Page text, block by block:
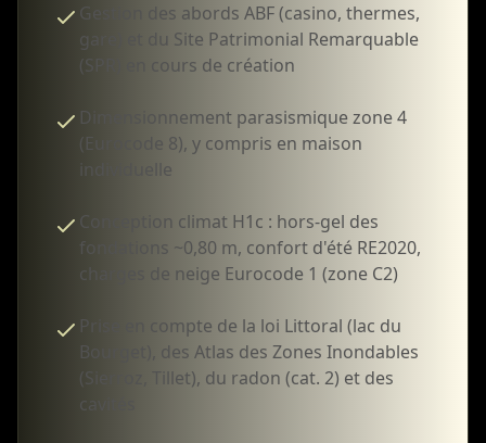
Gestion des abords ABF (casino, thermes,
gare) et du Site Patrimonial Remarquable
(SPR) en cours de création
Dimensionnement parasismique zone 4
(Eurocode 8), y compris en maison
individuelle
Conception climat H1c : hors-gel des
fondations ~0,80 m, confort d'été RE2020,
charges de neige Eurocode 1 (zone C2)
Prise en compte de la loi Littoral (lac du
Bourget), des Atlas des Zones Inondables
(Sierroz, Tillet), du radon (cat. 2) et des
cavités